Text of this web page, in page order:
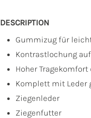
DESCRIPTION
Gummizug für
Kontrastlochung
Hoher
Komplett mit Leder
Ziegenleder
Ziegenfutter